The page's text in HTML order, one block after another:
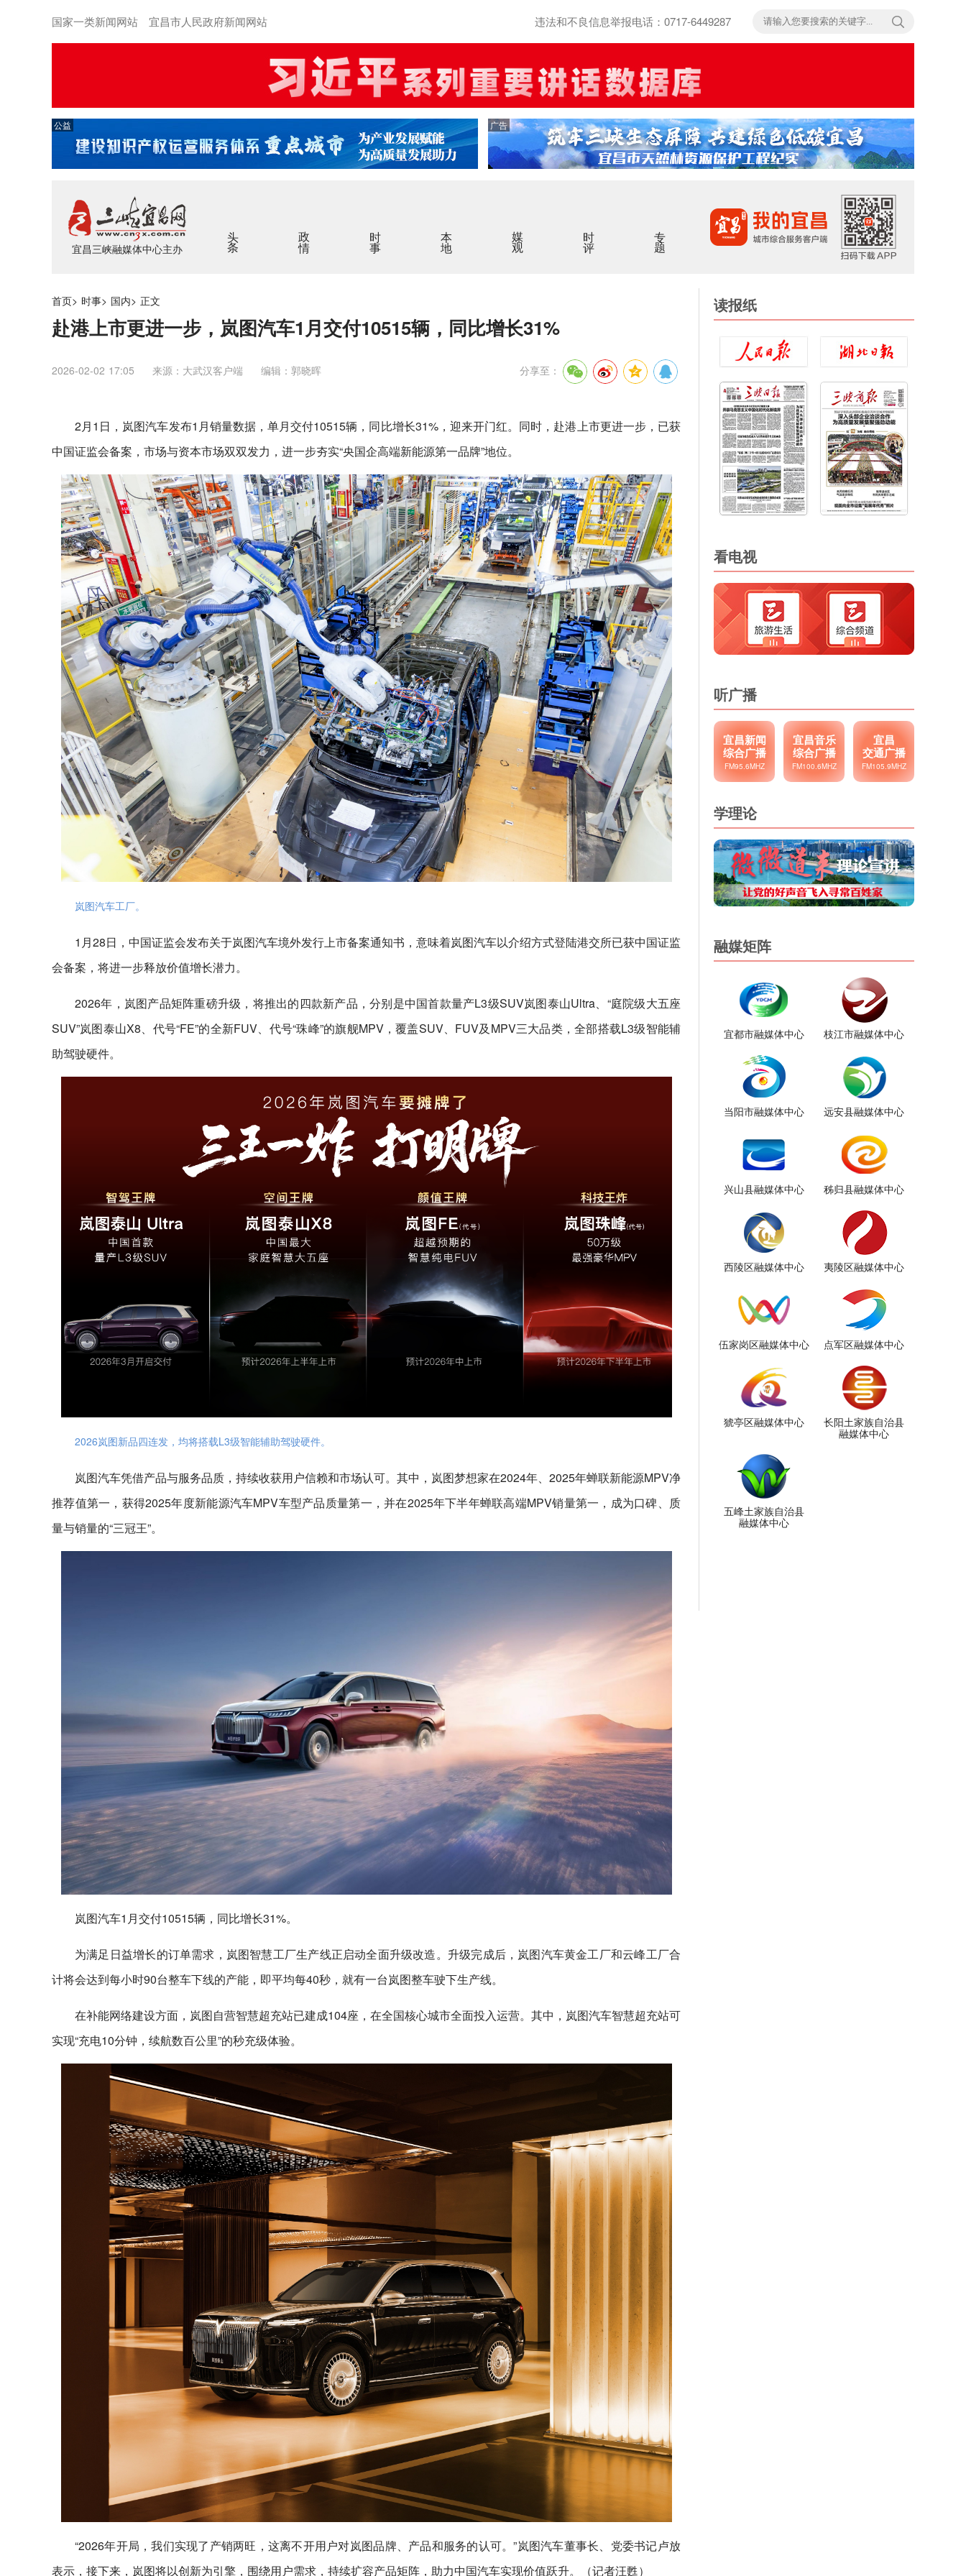
国家一类新闻网站 宜昌市人民政府新闻网站 违法和不良信息举报电话：0717-6449287
公益 广告
宜昌三峡融媒体中心主办
头条 政情 时事 本地 媒观 时评 专题
首页> 时事> 国内> 正文
赴港上市更进一步，岚图汽车1月交付10515辆，同比增长31%
2026-02-02 17:05 来源：大武汉客户端 编辑：郭晓晖 分享至：
2月1日，岚图汽车发布1月销量数据，单月交付10515辆，同比增长31%，迎来开门红。同时，赴港上市更进一步，已获
中国证监会备案，市场与资本市场双双发力，进一步夯实“央国企高端新能源第一品牌”地位。
岚图汽车工厂。
1月28日，中国证监会发布关于岚图汽车境外发行上市备案通知书，意味着岚图汽车以介绍方式登陆港交所已获中国证监
会备案，将进一步释放价值增长潜力。
2026年，岚图产品矩阵重磅升级，将推出的四款新产品，分别是中国首款量产L3级SUV岚图泰山Ultra、“庭院级大五座
SUV”岚图泰山X8、代号“FE”的全新FUV、代号“珠峰”的旗舰MPV，覆盖SUV、FUV及MPV三大品类，全部搭载L3级智能辅
助驾驶硬件。
2026岚图新品四连发，均将搭载L3级智能辅助驾驶硬件。
岚图汽车凭借产品与服务品质，持续收获用户信赖和市场认可。其中，岚图梦想家在2024年、2025年蝉联新能源MPV净
推荐值第一，获得2025年度新能源汽车MPV车型产品质量第一，并在2025年下半年蝉联高端MPV销量第一，成为口碑、质
量与销量的“三冠王”。
岚图汽车1月交付10515辆，同比增长31%。
为满足日益增长的订单需求，岚图智慧工厂生产线正启动全面升级改造。升级完成后，岚图汽车黄金工厂和云峰工厂合
计将会达到每小时90台整车下线的产能，即平均每40秒，就有一台岚图整车驶下生产线。
在补能网络建设方面，岚图自营智慧超充站已建成104座，在全国核心城市全面投入运营。其中，岚图汽车智慧超充站可
实现“充电10分钟，续航数百公里”的秒充级体验。
“2026年开局，我们实现了产销两旺，这离不开用户对岚图品牌、产品和服务的认可。”岚图汽车董事长、党委书记卢放
表示，接下来，岚图将以创新为引擎，围绕用户需求，持续扩容产品矩阵，助力中国汽车实现价值跃升。（记者汪甦）
读报纸
看电视
听广播
宜昌新闻
综合广播
FM95.6MHZ
宜昌音乐
综合广播
FM100.6MHZ
宜昌
交通广播
FM105.9MHZ
学理论
融媒矩阵
宜都市融媒体中心 枝江市融媒体中心
当阳市融媒体中心 远安县融媒体中心
兴山县融媒体中心 秭归县融媒体中心
西陵区融媒体中心 夷陵区融媒体中心
伍家岗区融媒体中心 点军区融媒体中心
猇亭区融媒体中心
长阳土家族自治县
融媒体中心
五峰土家族自治县
融媒体中心